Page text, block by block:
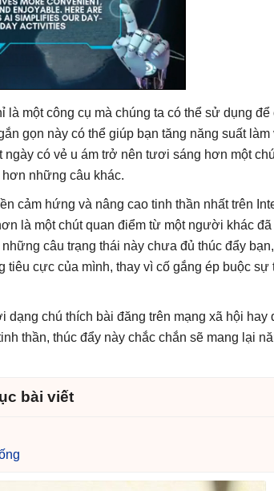
một công cụ mà chúng ta có thể sử dụng để
gọn này có thể giúp bạn tăng năng suất làm
có vẻ u ám trở nên tươi sáng hơn một
những câu khác.
cảm hứng và nâng cao tinh thần nhất trên
là một chút quan điểm từ một người khác
câu trạng thái này chưa đủ thúc đẩy
cực của mình, thay vì cố gắng ép buộc sự
dạng chú thích bài đăng trên mạng xã hội hay
thần, thúc đẩy này chắc chắn sẽ mang lại
bài viết